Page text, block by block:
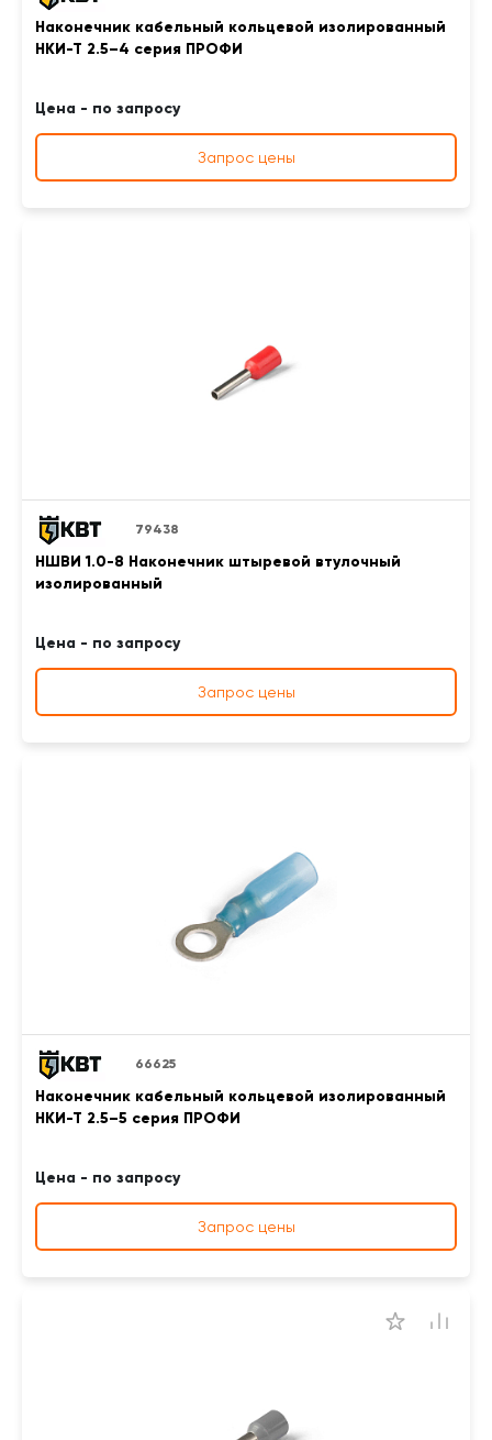
Наконечник кабельный кольцевой изолированный
НКИ-Т 2.5–4 серия ПРОФИ
Цена - по запросу
Запрос цены
79438
НШВИ 1.0-8 Наконечник штыревой втулочный
изолированный
Цена - по запросу
Запрос цены
66625
Наконечник кабельный кольцевой изолированный
НКИ-Т 2.5–5 серия ПРОФИ
Цена - по запросу
Запрос цены